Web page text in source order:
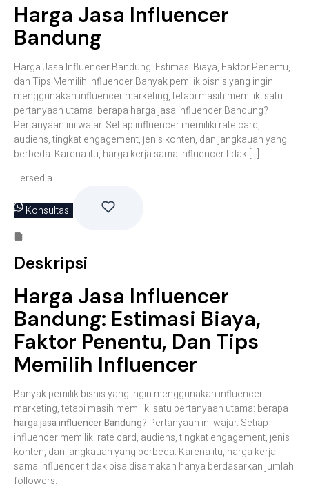
Harga Jasa Influencer
Bandung
Harga Jasa Influencer Bandung: Estimasi Biaya, Faktor Penentu,
dan Tips Memilih Influencer Banyak pemilik bisnis yang ingin
menggunakan influencer marketing, tetapi masih memiliki satu
pertanyaan utama: berapa harga jasa influencer Bandung?
Pertanyaan ini wajar. Setiap influencer memiliki rate card,
audiens, tingkat engagement, jenis konten, dan jangkauan yang
berbeda. Karena itu, harga kerja sama influencer tidak […]
Tersedia
Konsultasi
Deskripsi
Harga Jasa Influencer
Bandung: Estimasi Biaya,
Faktor Penentu, Dan Tips
Memilih Influencer
Banyak pemilik bisnis yang ingin menggunakan influencer
marketing, tetapi masih memiliki satu pertanyaan utama: berapa
harga jasa influencer Bandung? Pertanyaan ini wajar. Setiap
influencer memiliki rate card, audiens, tingkat engagement, jenis
konten, dan jangkauan yang berbeda. Karena itu, harga kerja
sama influencer tidak bisa disamakan hanya berdasarkan jumlah
followers.